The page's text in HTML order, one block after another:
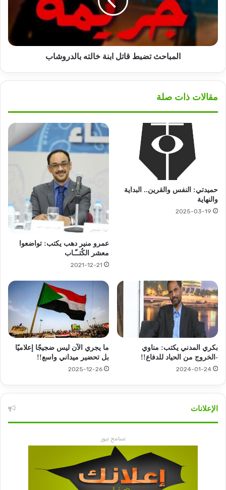
بالدروشاب
المباحث تضبط قاتل ابنة خالته بالدروشاب
مقالات ذات صلة
حميدتي: النفس والقرين.. البداية
والنهاية
2025-03-19
عمرو منير دهب يكتب: تواضعوا
معشر الكُتــّـاب
2021-12-21
بكري المدني يكتب: مناوي
-الخروج من الحياد للدفاع!!
2024-01-24
ما يجري الآن ليس ضجيجًا إعلاميًا
بل تحضير ميداني واسع!!
2025-12-26
الإعلانات
تسامح نيوز